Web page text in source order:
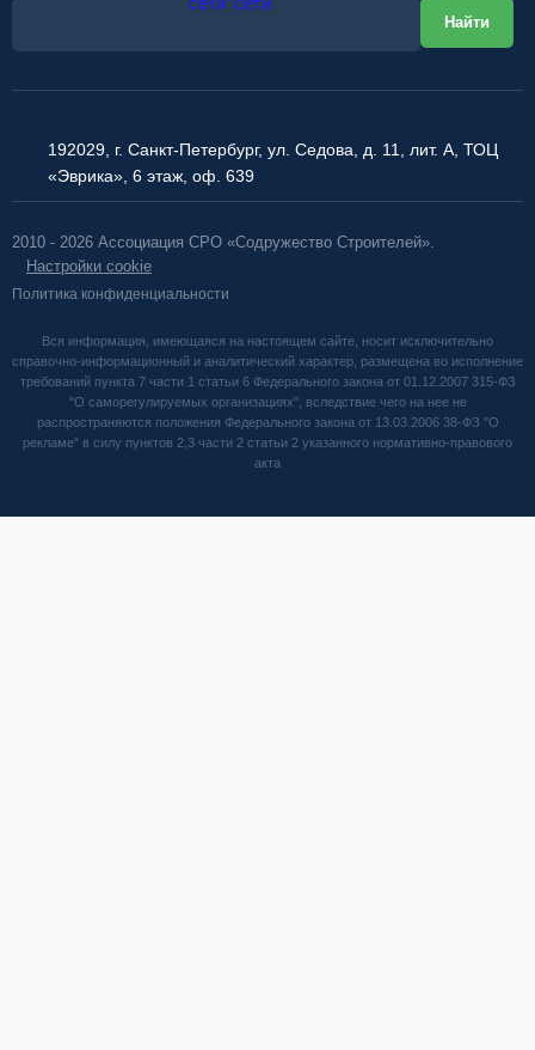
192029, г. Санкт-Петербург, ул. Седова, д. 11, лит. А, ТОЦ
«Эврика», 6 этаж, оф. 639
2010 - 2026 Ассоциация СРО «Содружество Строителей».
Настройки cookie
Политика конфиденциальности
Вся информация, имеющаяся на настоящем сайте, носит исключительно
справочно-информационный и аналитический характер, размещена во исполнение
требований пункта 7 части 1 статьи 6 Федерального закона от 01.12.2007 315-ФЗ
"О саморегулируемых организациях", вследствие чего на нее не
распространяются положения Федерального закона от 13.03.2006 38-ФЗ "О
рекламе" в силу пунктов 2,3 части 2 статьи 2 указанного нормативно-правового
акта